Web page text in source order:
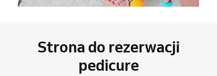
Strona do rezerwacji
pedicure